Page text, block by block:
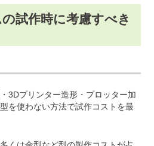
試作時に考慮すべき
3Dプリンター造形・プロッター加
を使わない方法で試作コストを最